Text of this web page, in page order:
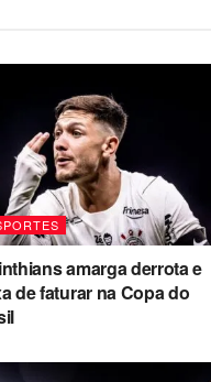
amarga derrota e
de faturar na Copa do